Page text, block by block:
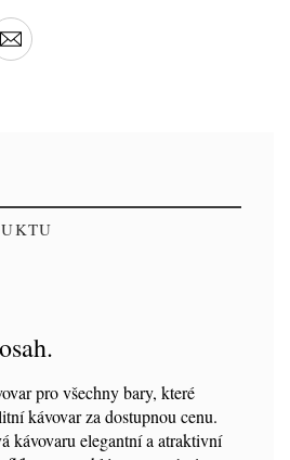
pro všechny bary, které
kávovar za dostupnou cenu.
kávovaru elegantní a atraktivní
e-wh